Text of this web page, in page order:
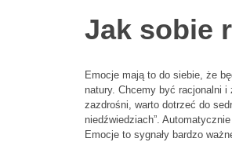
Jak sobie
Emocje mają to do siebie, że
natury. Chcemy być racjonalni
zazdrośni, warto dotrzeć do
niedźwiedziach”.
Emocje to sygnały bardzo